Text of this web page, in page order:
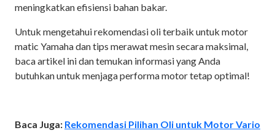
meningkatkan efisiensi bahan bakar.
Untuk mengetahui rekomendasi oli terbaik untuk motor
matic Yamaha dan tips merawat mesin secara maksimal,
baca artikel ini dan temukan informasi yang Anda
butuhkan untuk menjaga performa motor tetap optimal!
Baca Juga: Rekomendasi Pilihan Oli untuk Motor Vario